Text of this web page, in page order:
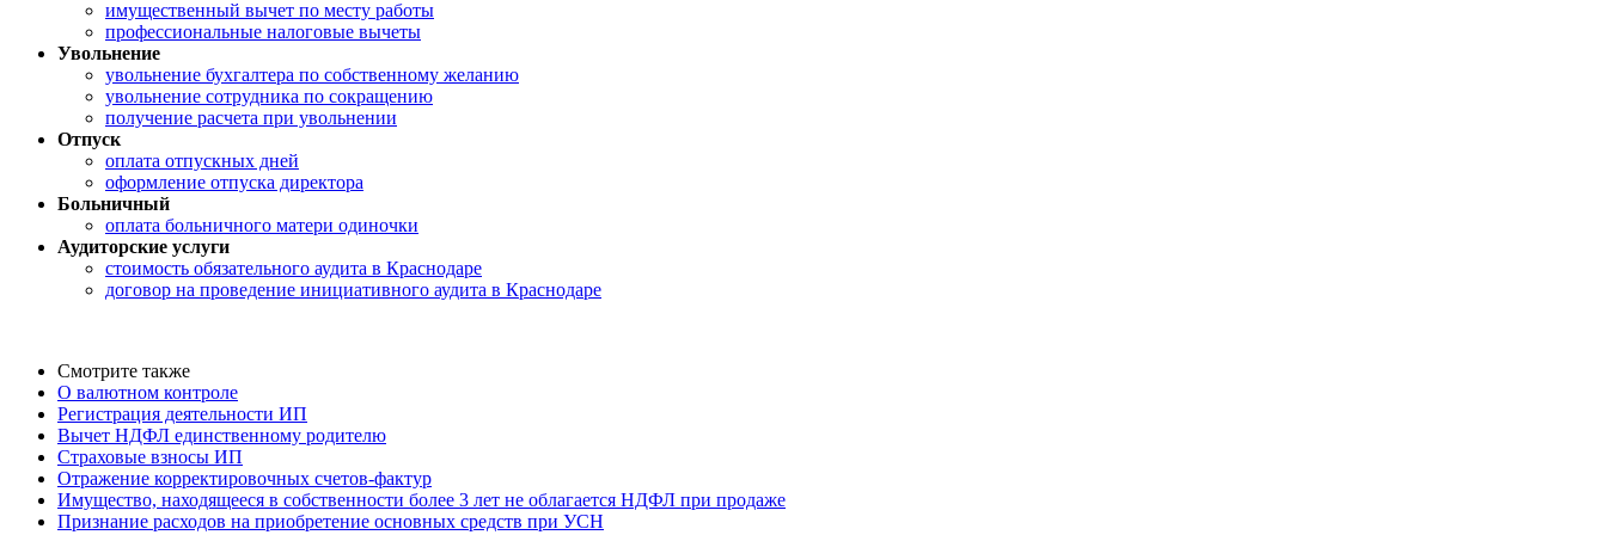
имущественный вычет по месту работы
профессиональные налоговые вычеты
Увольнение
увольнение бухгалтера по собственному желанию
увольнение сотрудника по сокращению
получение расчета при увольнении
Отпуск
оплата отпускных дней
оформление отпуска директора
Больничный
оплата больничного матери одиночки
Аудиторские услуги
стоимость обязательного аудита в Краснодаре
договор на проведение инициативного аудита в Краснодаре
Смотрите также
О валютном контроле
Регистрация деятельности ИП
Вычет НДФЛ единственному родителю
Страховые взносы ИП
Отражение корректировочных счетов-фактур
Имущество, находящееся в собственности более 3 лет не облагается НДФЛ при продаже
Признание расходов на приобретение основных средств при УСН